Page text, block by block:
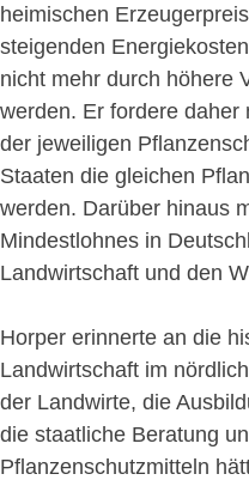
heimischen
steigenden
nicht mehr durch höhere
werden. Er fordere
der jeweiligen
Staaten die gleichen
werden. Darüber hinaus
Mindestlohnes in
Landwirtschaft und den
Horper erinnerte an die
Landwirtschaft im
der Landwirte, die
die staatliche Beratung
Pflanzenschutzmitteln